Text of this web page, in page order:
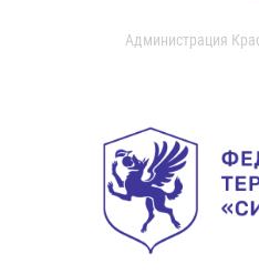
Администрация